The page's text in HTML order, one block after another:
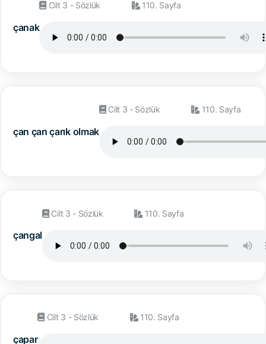
çanak
Cilt 3 - Sözlük 110. Sayfa
çan çan çarık olmak
Cilt 3 - Sözlük 110. Sayfa
çangal
Cilt 3 - Sözlük 110. Sayfa
çapar
Cilt 3 - Sözlük 110. Sayfa